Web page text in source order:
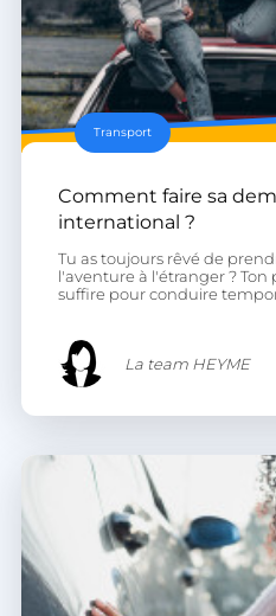
Transport
Comment faire sa
international ?
Tu as toujours rêvé de
l'aventure à l'étranger ? Ton
suffire pour conduire
La team HEYME
__lc_cst
heyme_session
PERSISTID
__oauth_redirect_detector
CookieScriptConsent